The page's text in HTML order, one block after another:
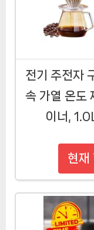
전기 주전자
속 가열 온도
이너,
현재